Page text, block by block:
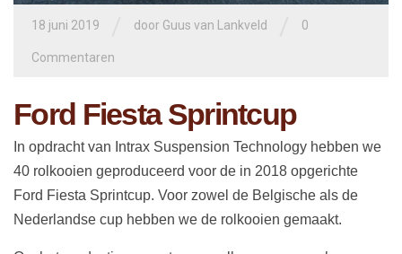
18 juni 2019 door Guus van Lankveld 0
Commentaren
Ford Fiesta Sprintcup
In opdracht van Intrax Suspension Technology hebben we
40 rolkooien geproduceerd voor de in 2018 opgerichte
Ford Fiesta Sprintcup. Voor zowel de Belgische als de
Nederlandse cup hebben we de rolkooien gemaakt.